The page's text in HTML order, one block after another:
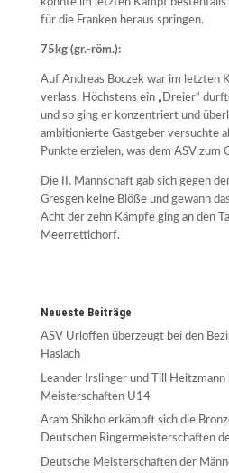
für die Franken heraus springen.
75kg (gr.-röm.):
Auf Andreas Boczek war im letzten
verlass. Höchstens ein „Dreier“
und so ging er konzentriert und
ambitionierte Gastgeber versuchte
Punkte erzielen, was dem ASV zum
Die II. Mannschaft gab sich gegen
Gresgen keine Blöße und gewann
Acht der zehn Kämpfe ging an den
Meerrettichorf.
Neueste Beiträge
ASV Urloffen überzeugt bei den
Haslach
Leander Irslinger und Till
Meisterschaften U14
Aram Shikho erkämpft sich die
Deutschen Ringermeisterschaften
Deutsche Meisterschaften der